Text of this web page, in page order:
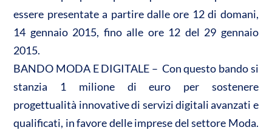
essere presentate a partire dalle ore 12 di domani,
14 gennaio 2015, fino alle ore 12 del 29 gennaio
2015.
BANDO MODA E DIGITALE – Con questo bando si
stanzia 1 milione di euro per sostenere
progettualità innovative di servizi digitali avanzati e
qualificati, in favore delle imprese del settore Moda.